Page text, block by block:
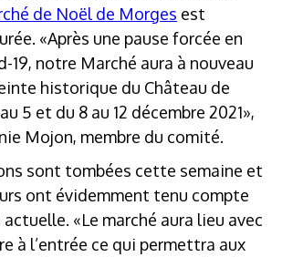
de Noël de Morges est
«Après une pause forcée en
19, notre Marché aura à nouveau
historique du Château de
5 et du 8 au 12 décembre 2021»,
Mojon, membre du comité.
sont tombées cette semaine et
ont évidemment tenu compte
«Le marché aura lieu avec
à l’entrée ce qui permettra aux